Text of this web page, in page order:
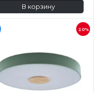
В корзину
20%